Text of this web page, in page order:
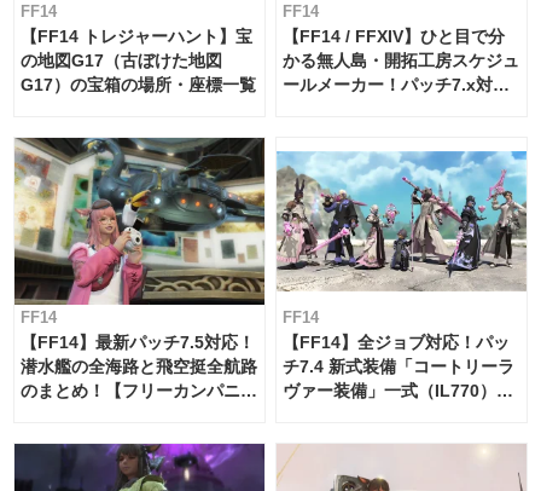
FF14
【FF14 トレジャーハント】宝
の地図G17（古ぼけた地図
G17）の宝箱の場所・座標一覧
FF14
【FF14 / FFXIV】ひと目で分
かる無人島・開拓工房スケジュ
ールメーカー！パッチ7.x対応
FF14
【FF14】最新パッチ7.5対応！
潜水艦の全海路と飛空挺全航路
のまとめ！【フリーカンパニ
FF14
【FF14】全ジョブ対応！パッ
チ7.4 新式装備「コートリーラ
ヴァー装備」一式（IL770）の